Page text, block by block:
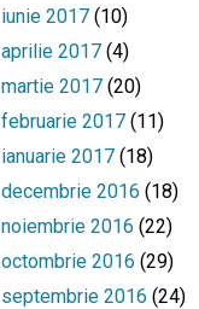
iunie 2017(10)
aprilie 2017(4)
martie 2017(20)
februarie 2017(11)
ianuarie 2017(18)
decembrie 2016 (18)
noiembrie 2016 (22)
octombrie 2016 (29)
septembrie 2016 (24)